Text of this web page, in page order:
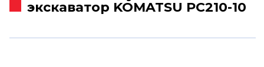
экскаватор KOMATSU PC210-10